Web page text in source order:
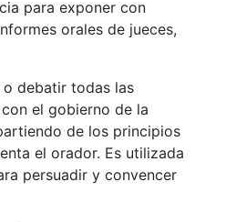
para exponer con
orales de jueces,
o debatir todas las
el gobierno de la
de los principios
el orador. Es utilizada
persuadir y convencer